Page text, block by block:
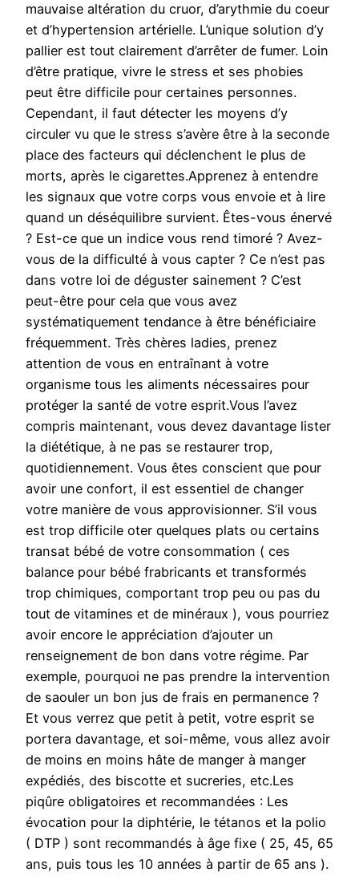
mauvaise altération du cruor, d’arythmie du coeur
et d’hypertension artérielle. L’unique solution d’y
pallier est tout clairement d’arrêter de fumer. Loin
d’être pratique, vivre le stress et ses phobies
peut être difficile pour certaines personnes.
Cependant, il faut détecter les moyens d’y
circuler vu que le stress s’avère être à la seconde
place des facteurs qui déclenchent le plus de
morts, après le cigarettes.Apprenez à entendre
les signaux que votre corps vous envoie et à lire
quand un déséquilibre survient. Êtes-vous énervé
? Est-ce que un indice vous rend timoré ? Avez-
vous de la difficulté à vous capter ? Ce n’est pas
dans votre loi de déguster sainement ? C’est
peut-être pour cela que vous avez
systématiquement tendance à être bénéficiaire
fréquemment. Très chères ladies, prenez
attention de vous en entraînant à votre
organisme tous les aliments nécessaires pour
protéger la santé de votre esprit.Vous l’avez
compris maintenant, vous devez davantage lister
la diététique, à ne pas se restaurer trop,
quotidiennement. Vous êtes conscient que pour
avoir une confort, il est essentiel de changer
votre manière de vous approvisionner. S’il vous
est trop difficile oter quelques plats ou certains
transat bébé de votre consommation ( ces
balance pour bébé frabricants et transformés
trop chimiques, comportant trop peu ou pas du
tout de vitamines et de minéraux ), vous pourriez
avoir encore le appréciation d’ajouter un
renseignement de bon dans votre régime. Par
exemple, pourquoi ne pas prendre la intervention
de saouler un bon jus de frais en permanence ?
Et vous verrez que petit à petit, votre esprit se
portera davantage, et soi-même, vous allez avoir
de moins en moins hâte de manger à manger
expédiés, des biscotte et sucreries, etc.Les
piqûre obligatoires et recommandées : Les
évocation pour la diphtérie, le tétanos et la polio
( DTP ) sont recommandés à âge fixe ( 25, 45, 65
ans, puis tous les 10 années à partir de 65 ans ).